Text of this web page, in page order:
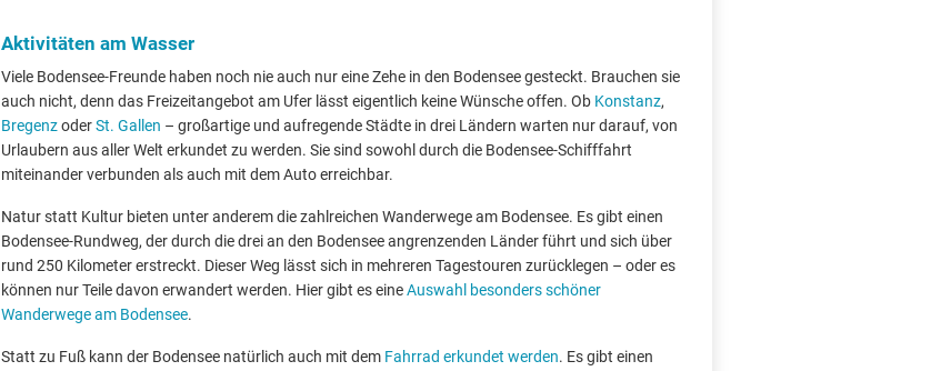
Aktivitäten am Wasser
Viele Bodensee-Freunde haben noch nie auch nur eine Zehe in den Bodensee gesteckt. Brauchen sie
auch nicht, denn das Freizeitangebot am Ufer lässt eigentlich keine Wünsche offen. Ob Konstanz,
BregenzoderSt. Gallen – großartige und aufregende Städte in drei Ländern warten nur darauf, von
Urlaubern aus aller Welt erkundet zu werden. Sie sind sowohl durch die Bodensee-Schifffahrt
miteinander verbunden als auch mit dem Auto erreichbar.
Natur statt Kultur bieten unter anderem die zahlreichen Wanderwege am Bodensee. Es gibt einen
Bodensee-Rundweg, der durch die drei an den Bodensee angrenzenden Länder führt und sich über
rund 250 Kilometer erstreckt. Dieser Weg lässt sich in mehreren Tagestouren zurücklegen – oder es
können nur Teile davon erwandert werden. Hier gibt es eineAuswahl besonders schöner
Wanderwege am Bodensee.
Statt zu Fuß kann der Bodensee natürlich auch mit dem Fahrrad erkundet werden. Es gibt einen